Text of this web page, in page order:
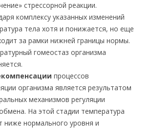
стрессорной реакции.
комплексу указанных изменений
тела хотя и понижается, но еще
за рамки нижней границы нормы.
гомеостаз организма
процессов
организма является результатом
механизмов регуляции
На этой стадии температура
ниже нормального уровня и